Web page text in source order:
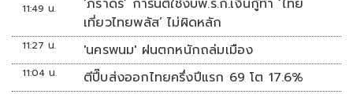
11:49 น.
เที่ยวไทยพลัส’ ไม่ผิดหลัก
11:27 น. 'นครพนม' ฝนตกหนักถล่มเมือง
11:04 น. ตีปี๊บส่งออกไทยครึ่งปีแรก 69 โต 17.6%